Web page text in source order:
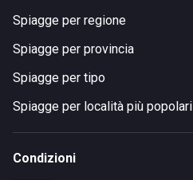
Spiagge per regione
Spiagge per provincia
Spiagge per tipo
Spiagge per località più popolari
Condizioni